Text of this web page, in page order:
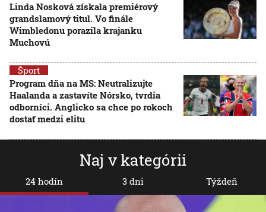
Linda Nosková získala premiérový
grandslamový titul. Vo finále
Wimbledonu porazila krajanku
Muchovú
Šport
Program dňa na MS: Neutralizujte
Haalanda a zastavíte Nórsko, tvrdia
odborníci. Anglicko sa chce po rokoch
dostať medzi elitu
Naj v kategórii
24 hodín 3 dni Týždeň